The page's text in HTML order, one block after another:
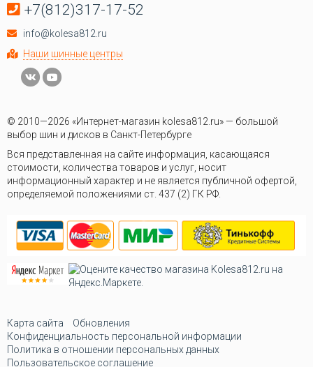
+7(812)317-17-52
info@kolesa812.ru
Наши шинные центры
© 2010—2026 «Интернет-магазин kolesa812.ru» — большой
выбор шин и дисков в Санкт-Петербурге
Вся представленная на сайте информация, касающаяся
стоимости, количества товаров и услуг, носит
информационный характер и не является публичной офертой,
определяемой положениями ст. 437 (2) ГК РФ.
Карта сайта
Обновления
Конфиденциальность персональной информации
Политика в отношении персональных данных
Пользовательское соглашение